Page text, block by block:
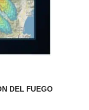
DEL FUEGO